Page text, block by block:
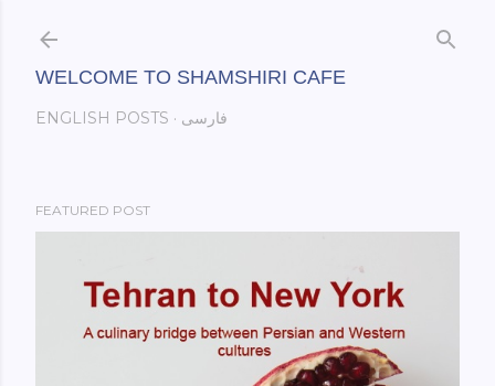
WELCOME TO SHAMSHIRI CAFE
ENGLISH POSTS فارسی
FEATURED POST